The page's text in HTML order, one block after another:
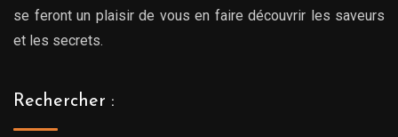
se feront un plaisir de vous en faire découvrir les saveurs
et les secrets.
Rechercher :